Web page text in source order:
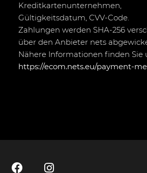
Kreditkartenunternehmen,
Gültigkeitsdatum, CVV-Code.
Zahlungen werden SHA-256
über den Anbieter nets
Nähere Informationen finden Sie
https://ecom.nets.eu/payment-